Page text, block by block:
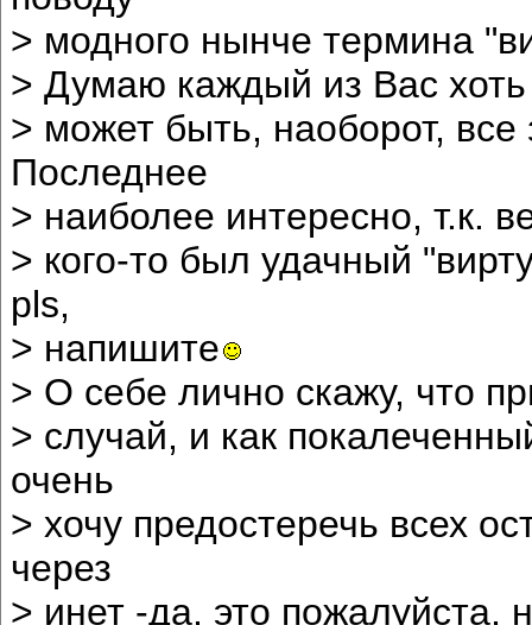
> модного нынче термина
> Думаю каждый из Вас
> может быть, наоборот,
Последнее
> наиболее интересно, т.к.
> кого-то был удачный
pls,
> напишите
> О себе лично скажу, что
> случай, и как
очень
> хочу предостеречь всех
через
> инет -да, это пожалуйста,